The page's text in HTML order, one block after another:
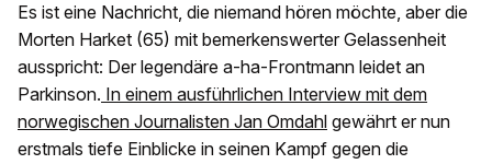
Es ist eine Nachricht, die niemand hören möchte, aber die
Morten Harket (65) mit bemerkenswerter Gelassenheit
ausspricht: Der legendäre a-ha-Frontmann leidet an
Parkinson. In einem ausführlichen Interview mit dem
norwegischen Journalisten Jan Omdahl gewährt er nun
erstmals tiefe Einblicke in seinen Kampf gegen die